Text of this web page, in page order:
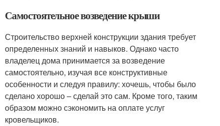
Самостоятельное возведение крыши
Строительство верхней конструкции здания требует
определенных знаний и навыков. Однако часто
владелец дома принимается за возведение
самостоятельно, изучая все конструктивные
особенности и следуя правилу: хочешь, чтобы было
сделано хорошо – сделай это сам. Кроме того, таким
образом можно сэкономить на оплате услуг
кровельщиков.